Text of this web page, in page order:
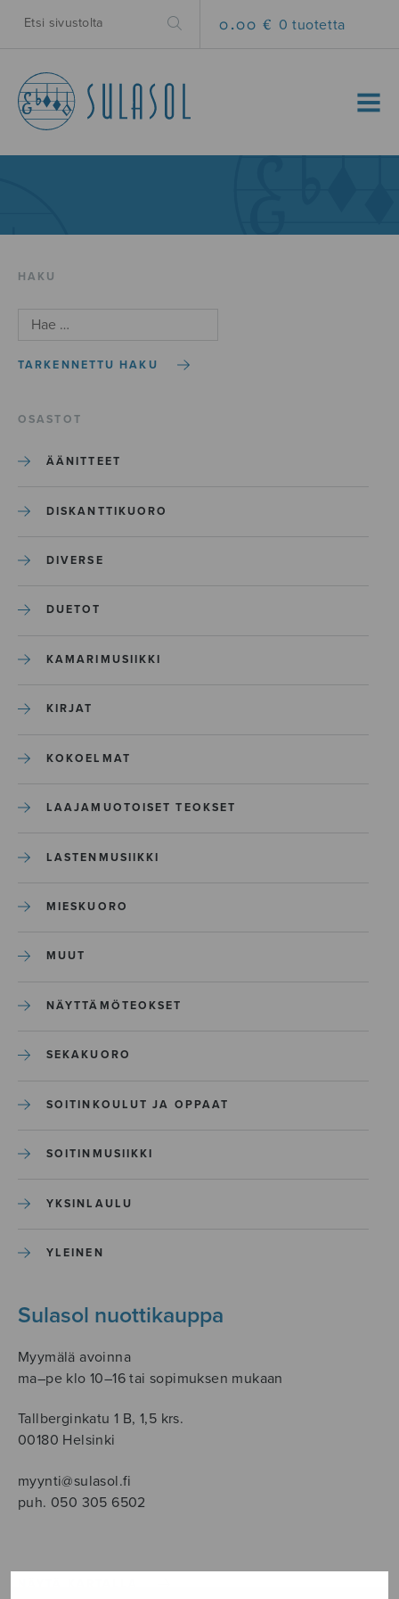
0.00 € 0 tuotetta
MENU
HAKU
TARKENNETTU HAKU
OSASTOT
ÄÄNITTEET
DISKANTTIKUORO
DIVERSE
DUETOT
KAMARIMUSIIKKI
KIRJAT
KOKOELMAT
LAAJAMUOTOISET TEOKSET
LASTENMUSIIKKI
MIESKUORO
MUUT
NÄYTTÄMÖTEOKSET
SEKAKUORO
SOITINKOULUT JA OPPAAT
SOITINMUSIIKKI
YKSINLAULU
YLEINEN
Sulasol nuottikauppa
Myymälä avoinna
ma–pe klo 10–16 tai sopimuksen mukaan
Tallberginkatu 1 B, 1,5 krs.
00180 Helsinki
myynti@sulasol.fi
puh. 050 305 6502